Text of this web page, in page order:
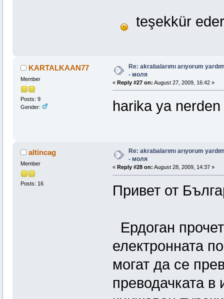
teşekkür
KARTALKAAN77
Member
Posts: 9
Gender:
Re: akrabalarımı arıyorum
- моля
« Reply #27 on: August 27, 2009, 16:42 »
harika ya
altincag
Member
Posts: 16
Re: akrabalarımı arıyorum
- моля
« Reply #28 on: August 28, 2009, 14:37 »
Привет от
Ердоган
електронната
могат да се
преводачката в